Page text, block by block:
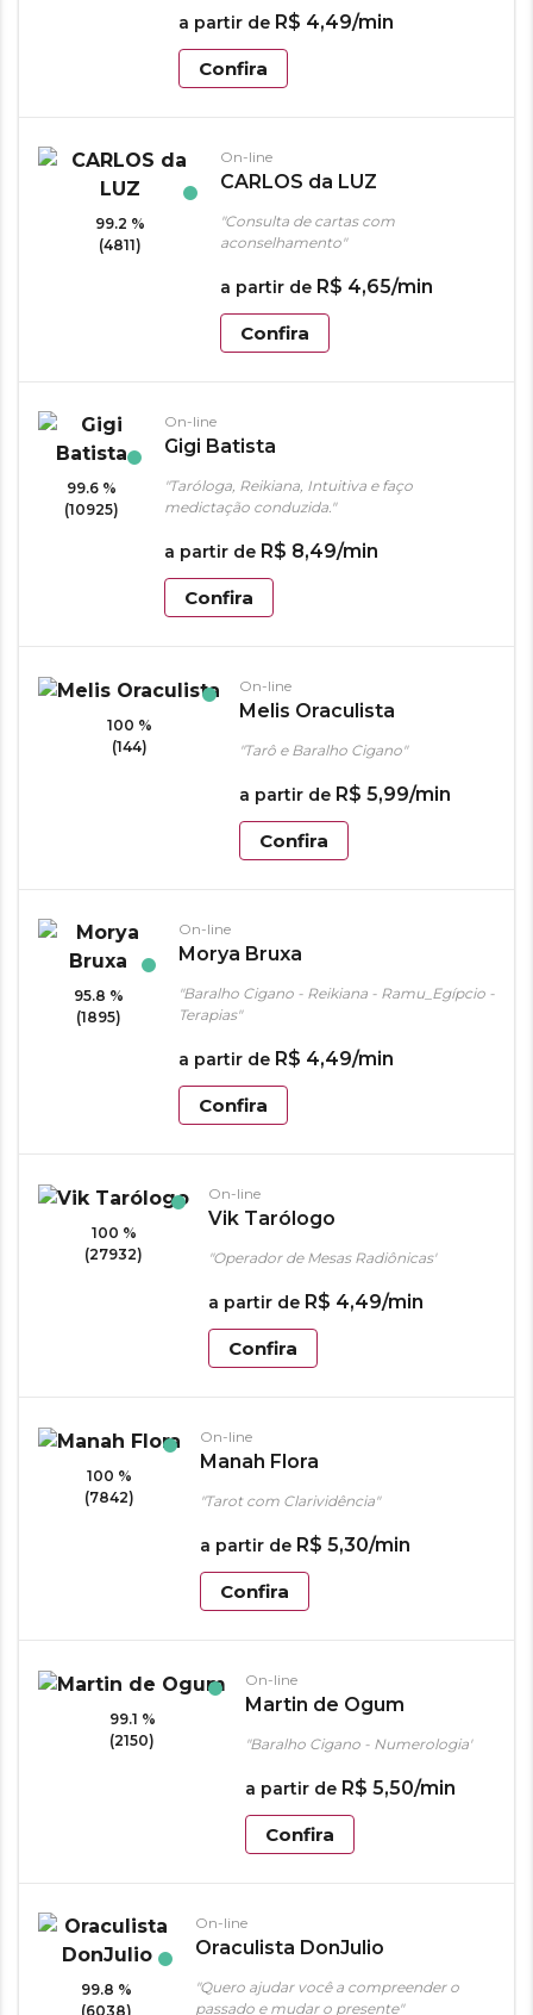
a partir de R$ 4,49/min
Confira
99.2 %
(4811)
On-line
CARLOS da LUZ
"Consulta de cartas com
aconselhamento"
a partir de R$ 4,65/min
Confira
99.6 %
(10925)
On-line
Gigi Batista
"Taróloga, Reikiana, Intuitiva e faço
medictação conduzida."
a partir de R$ 8,49/min
Confira
100 %
(144)
On-line
Melis Oraculista
"Tarô e Baralho Cigano"
a partir de R$ 5,99/min
Confira
95.8 %
(1895)
On-line
Morya Bruxa
"Baralho Cigano - Reikiana - Ramu_Egípcio -
Terapias"
a partir de R$ 4,49/min
Confira
100 %
(27932)
On-line
Vik Tarólogo
"Operador de Mesas Radiônicas"
a partir de R$ 4,49/min
Confira
100 %
(7842)
On-line
Manah Flora
"Tarot com Clarividência"
a partir de R$ 5,30/min
Confira
99.1 %
(2150)
On-line
Martin de Ogum
"Baralho Cigano - Numerologia"
a partir de R$ 5,50/min
Confira
99.8 %
(6038)
On-line
Oraculista DonJulio
"Quero ajudar você a compreender o
passado e mudar o presente"